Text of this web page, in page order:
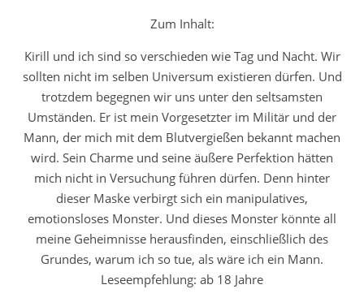
Zum Inhalt:
Kirill und ich sind so verschieden wie Tag und Nacht. Wir
sollten nicht im selben Universum existieren dürfen. Und
trotzdem begegnen wir uns unter den seltsamsten
Umständen. Er ist mein Vorgesetzter im Militär und der
Mann, der mich mit dem Blutvergießen bekannt machen
wird. Sein Charme und seine äußere Perfektion hätten
mich nicht in Versuchung führen dürfen. Denn hinter
dieser Maske verbirgt sich ein manipulatives,
emotionsloses Monster. Und dieses Monster könnte all
meine Geheimnisse herausfinden, einschließlich des
Grundes, warum ich so tue, als wäre ich ein Mann.
Leseempfehlung: ab 18 Jahre